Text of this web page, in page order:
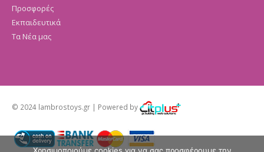
Προσφορές
Εκπαιδευτικά
Τα Νέα μας
© 2024 lambrostoys.gr | Powered by